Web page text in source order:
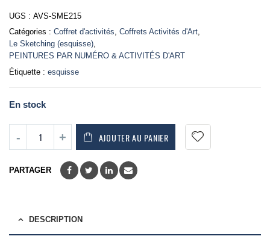
UGS : AVS-SME215
Catégories : Coffret d'activités, Coffrets Activités d'Art,
Le Sketching (esquisse),
PEINTURES PAR NUMÉRO & ACTIVITÉS D'ART
Étiquette : esquisse
En stock
AJOUTER AU PANIER
PARTAGER
DESCRIPTION